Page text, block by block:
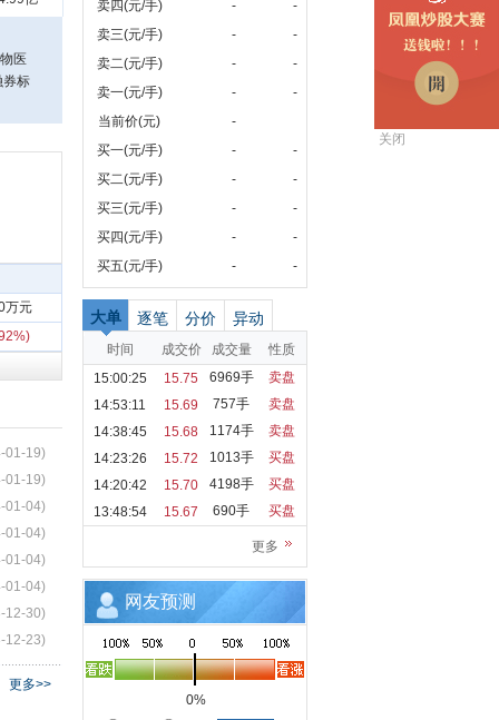
关闭
医
券标
万元
01-19)
01-19)
01-04)
01-04)
01-04)
01-04)
12-30)
12-23)
更多>>
卖四(元/手) -
-
卖三(元/手)
-
-
卖二(元/手)
-
-
卖一(元/手)
-
-
当前价(元)
-
买一(元/手)
-
-
买二(元/手)
-
-
买三(元/手)
-
-
买四(元/手)
-
-
买五(元/手)
- -
大单 逐笔 分价 异动
时间 成交价 成交量
性质
15:00:25
15.75 6969手
卖盘
14:53:11
15.69 757手
卖盘
14:38:45
15.68 1174手
卖盘
14:23:26
15.72 1013手
买盘
14:20:42
15.70 4198手
买盘
13:48:54
15.67 690手 买盘
更多
网友预测
0%